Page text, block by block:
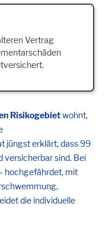
Vertrag
Risikogebietwohnt,
jüngst erklärt, dass 99
versicherbar sind. Bei
hochgefährdet, mit
die individuelle